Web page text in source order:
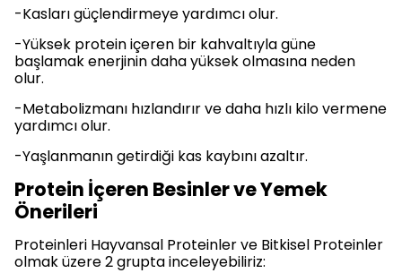
-Kasları güçlendirmeye yardımcı olur.
-Yüksek protein içeren bir kahvaltıyla güne
başlamak enerjinin daha yüksek olmasına neden
olur.
-Metabolizmanı hızlandırır ve daha hızlı kilo vermene
yardımcı olur.
-Yaşlanmanın getirdiği kas kaybını azaltır.
Protein İçeren Besinler ve Yemek
Önerileri
Proteinleri Hayvansal Proteinler ve Bitkisel Proteinler
olmak üzere 2 grupta inceleyebiliriz: